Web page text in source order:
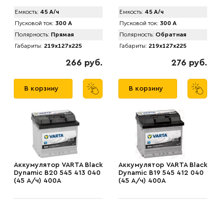
Емкость: 45 А/ч
Пусковой ток: 300 А
Полярность: Прямая
Габариты: 219x127x225
266 руб.
В корзину
Емкость: 45 А/ч
Пусковой ток: 300 А
Полярность: Обратная
Габариты: 219x127x225
276 руб.
В корзину
Аккумулятор VARTA Black
Dynamic B20 545 413 040
(45 А/ч) 400А
Аккумулятор VARTA Black
Dynamic B19 545 412 040
(45 А/ч) 400А